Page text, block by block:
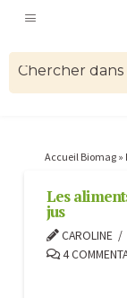
Accueil Biomag »
Les
jus
CAROLINE
4